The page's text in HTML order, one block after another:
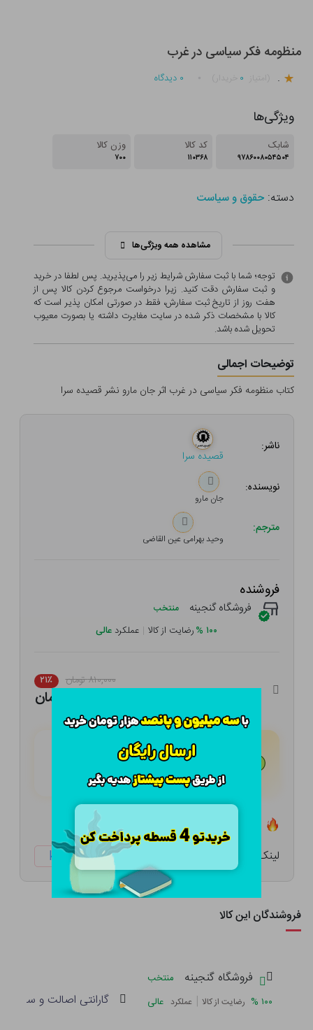
منظومه فکر سیاسی در غرب
. ۰ ۰ دیدگاه
ویژگی‌ها
شابک
۹۷۸۶۰۰۸۰۵۴۵۰۴
کد کالا
۱۱۰۳۶۸
وزن کالا
۷۰۰
دسته:حقوق و سیاست
مشاهده همه ویژگی‌ها
توجه؛ شما با ثبت سفارش شرایط زیر را می‌پذیرید. پس لطفا در خرید
و ثبت سفارش دقت کنید. زیرا درخواست مرجوع کردن کالا پس از
هفت روز از تاریخ ثبت سفارش، فقط در صورتی امکان پذیر است که
کالا با مشخصات ذکر شده در سایت مغایرت داشته یا بصورت معيوب
تحویل شده باشد.
توضیحات اجمالی
کتاب منظومه فکر سیاسی در غرب اثر جان مارو نشر قصیده سرا
ناشر:
قصیده سرا
نویسنده:
جان مارو
مترجم:
وحید بهرامی عین القاضی
فروشنده
فروشگاه گنجینه منتخب
۱۰۰ %رضایت از کالا | عملکرد عالی
۸۱۰,۰۰۰ تومان ۲۱٪
هـر قسط با تــرب‌پــی:
۴ قسط مــاهـانـه؛ بـدون سـود، چـک و ضـامـن
لینک کوتاه: ketabtala.com/sbp-57414
فروشندگان این کالا
فروشگاه گنجینه
منتخب
۱۰۰ % رضایت از کالا | عملکرد عالی گارانتی اصالت و سلامت